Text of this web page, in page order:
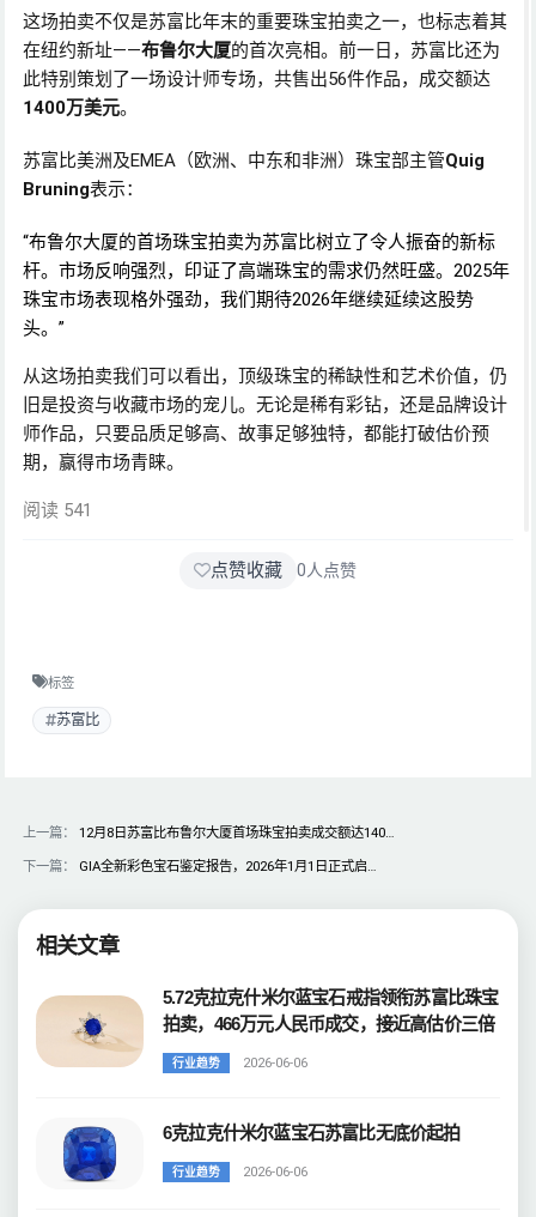
这场拍卖不仅是苏富比年末的重要珠宝拍卖之一，也标志着其
在纽约新址——布鲁尔大厦的首次亮相。前一日，苏富比还为
此特别策划了一场设计师专场，共售出56件作品，成交额达
1400万美元。
苏富比美洲及EMEA（欧洲、中东和非洲）珠宝部主管Quig
Bruning表示：
“布鲁尔大厦的首场珠宝拍卖为苏富比树立了令人振奋的新标
杆。市场反响强烈，印证了高端珠宝的需求仍然旺盛。2025年
珠宝市场表现格外强劲，我们期待2026年继续延续这股势
头。”
从这场拍卖我们可以看出，顶级珠宝的稀缺性和艺术价值，仍
旧是投资与收藏市场的宠儿。无论是稀有彩钻，还是品牌设计
师作品，只要品质足够高、故事足够独特，都能打破估价预
期，赢得市场青睐。
阅读 541
点赞收藏 0人点赞
标签
苏富比
上一篇：
12月8日苏富比布鲁尔大厦首场珠宝拍卖成交额达140…
下一篇：
GIA全新彩色宝石鉴定报告，2026年1月1日正式启…
相关文章
5.72克拉克什米尔蓝宝石戒指领衔苏富比珠宝
拍卖，466万元人民币成交，接近高估价三倍
行业趋势 2026-06-06
6克拉克什米尔蓝宝石苏富比无底价起拍
行业趋势 2026-06-06